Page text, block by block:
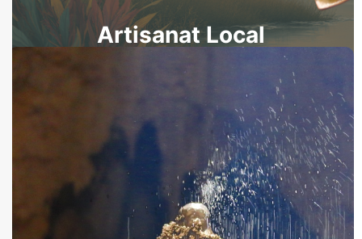
Artisanat Local
Parcs et Aires Protégées
Découvrez la biodiversité unique de la région